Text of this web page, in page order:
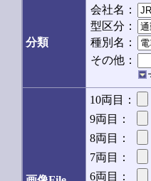
分類
会社名：
型区分：
種別名：
その他：
10両目：
9両目：
8両目：
7両目：
6両目：